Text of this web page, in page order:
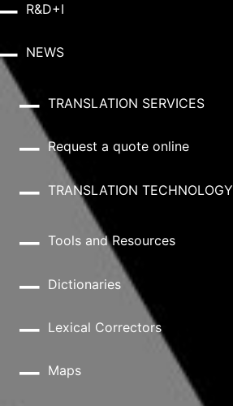
R&D+I
NEWS
TRANSLATION SERVICES
Request a quote online
TRANSLATION TECHNOLOGY
Tools and Resources
Dictionaries
Lexical Correctors
Maps